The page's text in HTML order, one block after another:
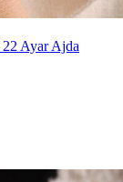
22 Ayar Ajda